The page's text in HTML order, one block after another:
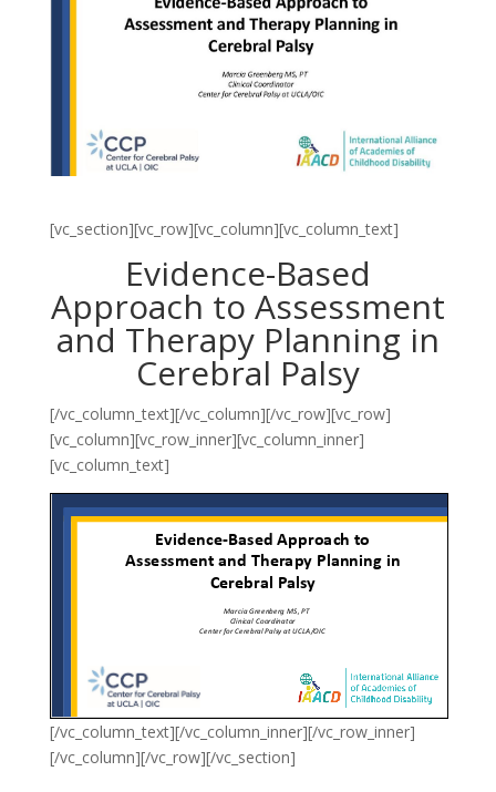
[vc_section][vc_row][vc_column][vc_column_text]
Evidence-Based
Approach to Assessment
and Therapy Planning in
Cerebral Palsy
[/vc_column_text][/vc_column][/vc_row][vc_row]
[vc_column][vc_row_inner][vc_column_inner]
[vc_column_text]
[/vc_column_text][/vc_column_inner][/vc_row_inner]
[/vc_column][/vc_row][/vc_section]